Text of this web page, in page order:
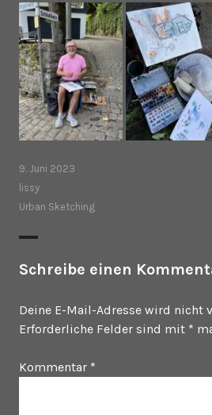
9. Juni 2023
lissy
Urban Sketching
Schreibe einen
Deine E-Mail-Adresse wird nicht
Erforderliche Felder sind mit *
Kommentar *